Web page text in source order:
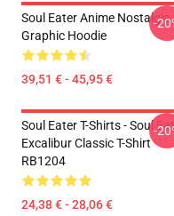
Soul Eater Anime Nostalgia
Graphic Hoodie
39,51 € - 45,95 €
-
Soul Eater T-Shirts - Soul
Excalibur Classic T-Shirt
RB1204
24,38 € - 28,06 €
-